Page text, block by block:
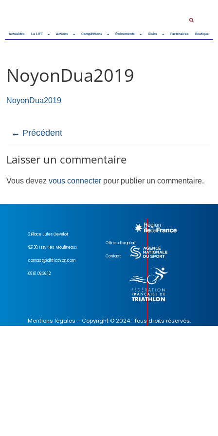
Actualités La LIFT Actions Compétitions Événements Clubs Partenaires Boutique
NoyonDua2019
NoyonDua2019
← Précédent
Laisser un commentaire
Vous devezvous connecter pour publier un commentaire.
2 Place Jules Gevelot
92130, Issy-les-Moulineaux
contact@idftriathlon.com
09.81.09.36.12
Offres d’emplois
Contact
Mentions légales – Copyright © 2024 . Tous droits réservés.